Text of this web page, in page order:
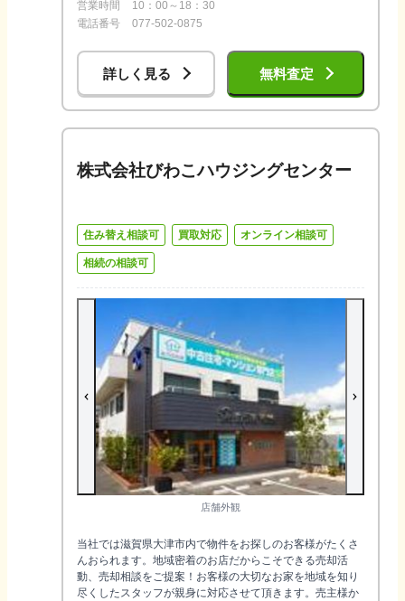
営業時間
10：00～18：30
電話番号
077-502-0875
詳しく見る 無料査定
株式会社びわこハウジングセンター
住み替え相談可 買取対応 オンライン相談可
相続の相談可
店舗外観
当社では滋賀県大津市内で物件をお探しのお客様がたくさ
んおられます。地域密着のお店だからこそできる売却活
動、売却相談をご提案！お客様の大切なお家を地域を知り
尽くしたスタッフが親身に対応させて頂きます。売主様か